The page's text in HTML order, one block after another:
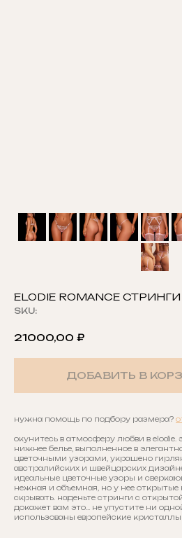
ELODIE ROMANCE СТРИНГИ
SKU:
21000,00 ₽
ДОБАВИТЬ В
нужна помощь по подбору размера?
окунитесь в атмосферу любви в elodie.
нижнее белье, выполненное в
цветочными узорами, украшено
австралийских и швейцарских
идеальные цветочные узоры и
нежная и объемная, но у нее открытые
скрывать. наденьте стринги с
докажет вам это… не упустите ни
использованы европейские